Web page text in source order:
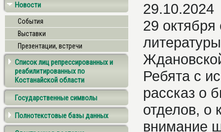
Новости
События
Выставки
Презентации, встречи
Список лиц репрессированных и
реабилитированных по
Костанайской области
Государственные символы
Полнотекстовые базы данных
29.10.2024
29 октября
Ребята с
рассказ о
отделов, о
внимание